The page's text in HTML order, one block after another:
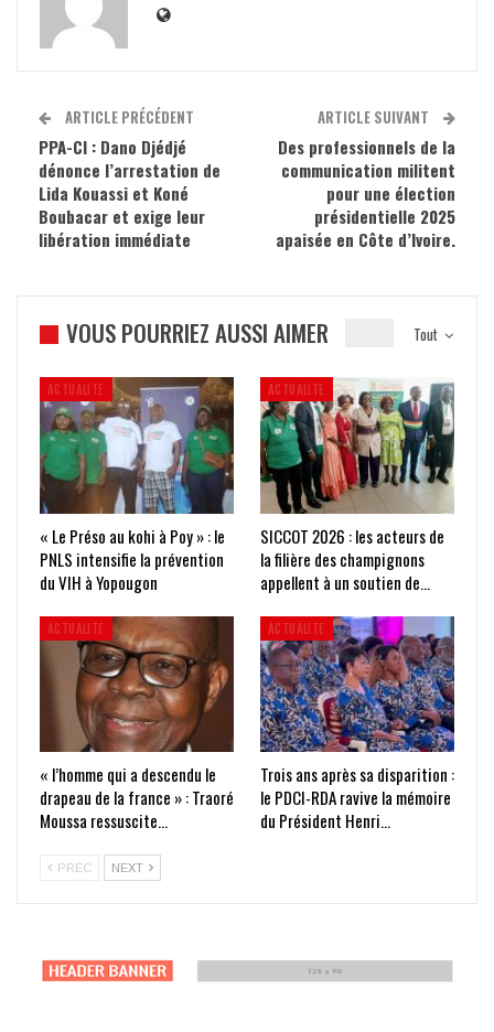
ARTICLE PRÉCÉDENT
PPA-CI : Dano Djédjé
dénonce l’arrestation de
Lida Kouassi et Koné
Boubacar et exige leur
libération immédiate
ARTICLE SUIVANT
Des professionnels de la
communication militent
pour une élection
présidentielle 2025
apaisée en Côte d’Ivoire.
Tout
VOUS POURRIEZ AUSSI AIMER
ACTUALITE
« Le Préso au kohi à Poy » : le
PNLS intensifie la prévention
du VIH à Yopougon
ACTUALITE
SICCOT 2026 : les acteurs de
la filière des champignons
appellent à un soutien de…
ACTUALITE
« l’homme qui a descendu le
drapeau de la france » : Traoré
Moussa ressuscite…
ACTUALITE
Trois ans après sa disparition :
le PDCI-RDA ravive la mémoire
du Président Henri…
PRÉC NEXT